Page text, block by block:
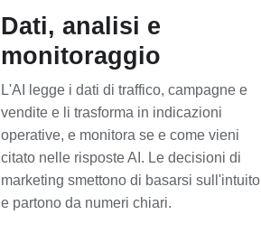
Dati, analisi e
monitoraggio
L'AI legge i dati di traffico, campagne e
vendite e li trasforma in indicazioni
operative, e monitora se e come vieni
citato nelle risposte AI. Le decisioni di
marketing smettono di basarsi sull'intuito
e partono da numeri chiari.